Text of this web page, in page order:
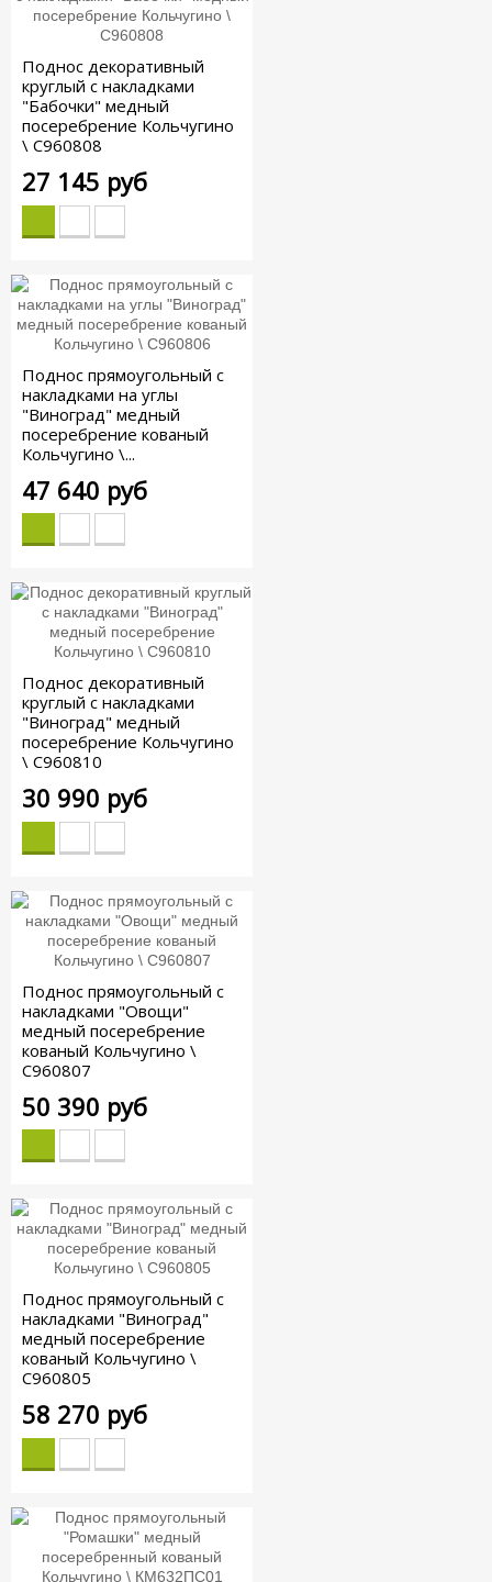
Поднос декоративный
круглый с накладками
"Бабочки" медный
посеребрение Кольчугино
\ С960808
27 145 руб
Поднос прямоугольный с
накладками на углы
"Виноград" медный
посеребрение кованый
Кольчугино \...
47 640 руб
Поднос декоративный
круглый с накладками
"Виноград" медный
посеребрение Кольчугино
\ С960810
30 990 руб
Поднос прямоугольный с
накладками "Овощи"
медный посеребрение
кованый Кольчугино \
С960807
50 390 руб
Поднос прямоугольный с
накладками "Виноград"
медный посеребрение
кованый Кольчугино \
С960805
58 270 руб